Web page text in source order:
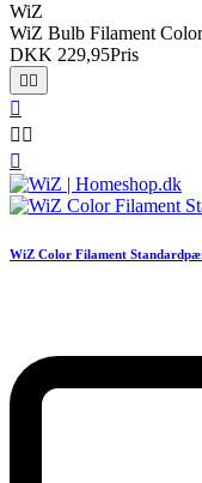
WiZ
WiZ Bulb Filament
DKK 229,95Pris
 

 

WiZ Color Filament